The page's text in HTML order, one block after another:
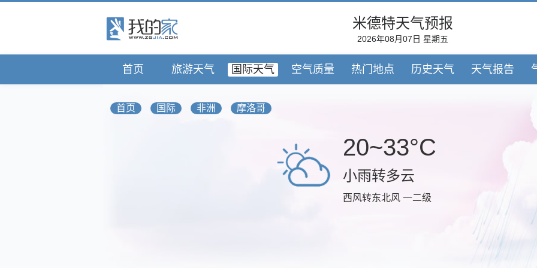
米德特天气预报
2026年08月07日 星期五
首页 旅游天气 国际天气 空气质量 热门地点 历史天气 天气报告
首页 国际 非洲 摩洛哥
20~33°C
小雨转多云
西风转东北风 一二级